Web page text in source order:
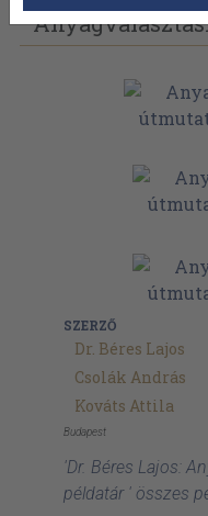
SZERZŐ
Dr. Béres Lajos
Csolák András
Kováts Attila
Budapest
'Dr. Béres Lajos:
példatár ' összes